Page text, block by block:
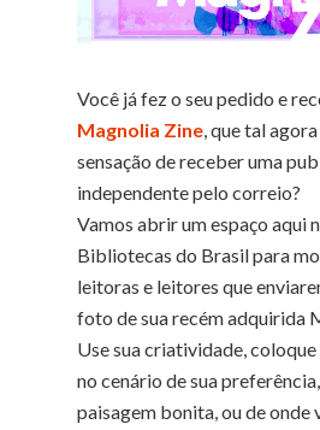
Você já fez o seu pedido e
Magnolia Zine, que tal
sensação de receber uma
independente pelo correio?
Vamos abrir um espaço aqui
Bibliotecas do Brasil para
leitoras e leitores que
foto de sua recém adquirida
Use sua criatividade,
no cenário de sua
paisagem bonita, ou de onde